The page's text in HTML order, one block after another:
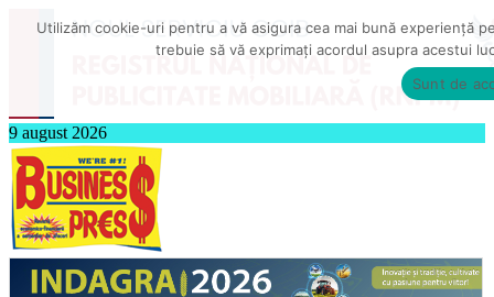
9 august 2026
Utilizăm cookie-uri pentru a vă asigura cea mai bună experiență
trebuie să vă exprimați acordul asupra acestui
Sunt de